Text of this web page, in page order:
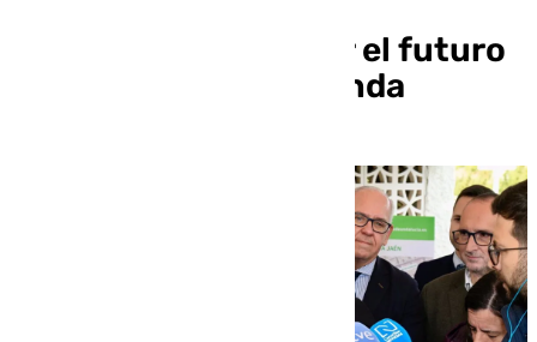
Cumbre para analizar el futuro
de la carretera de Ronda